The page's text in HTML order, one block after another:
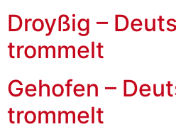
Droyßig –
trommelt
Gehofen –
trommelt